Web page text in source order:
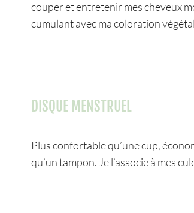
couper et entretenir mes cheveux
cumulant avec ma coloration
DISQUE MENSTRUEL
Plus confortable qu’une cup,
qu’un tampon. Je l’associe à mes